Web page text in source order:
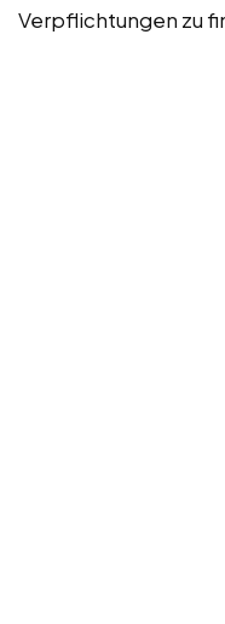
Verpflichtungen zu